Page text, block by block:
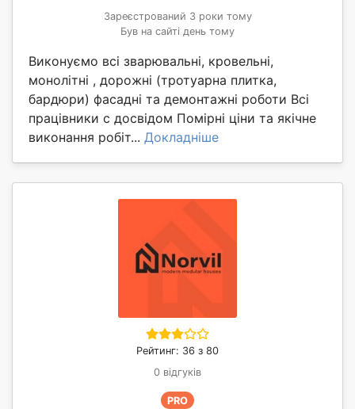
Зареєстрований 3 роки тому
Був на сайті день тому
Виконуємо всі зварювальні, кровельні,
монолітні , дорожні (тротуарна плитка,
бардюри) фасадні та демонтажні роботи Всі
працівники с досвідом Помірні ціни та якічне
виконання робіт... Докладніше
Рейтинг: 36 з 80
0 відгуків
PRO